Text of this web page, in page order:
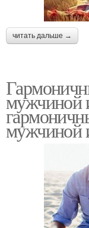
читать дальше →
мужчиной
мужчиной